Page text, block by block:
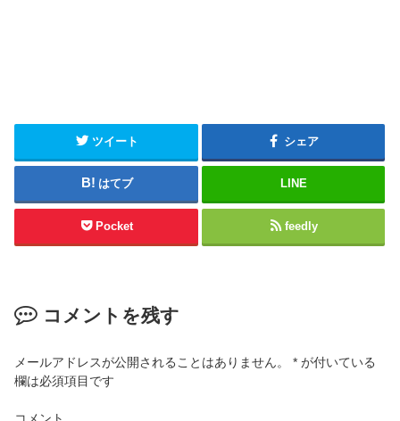
ツイート シェア
はてブ LINE
Pocket feedly
コメントを残す
メールアドレスが公開されることはありません。 * が付いている
欄は必須項目です
コメント